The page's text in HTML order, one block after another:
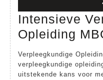
Intensieve
Opleiding
Verpleegkundige
verpleegkundige
uitstekende kans voor